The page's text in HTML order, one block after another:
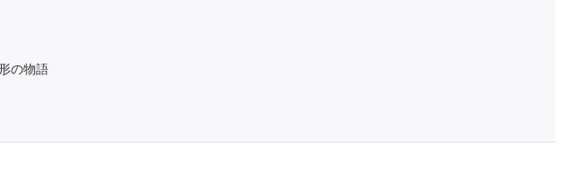
の物語